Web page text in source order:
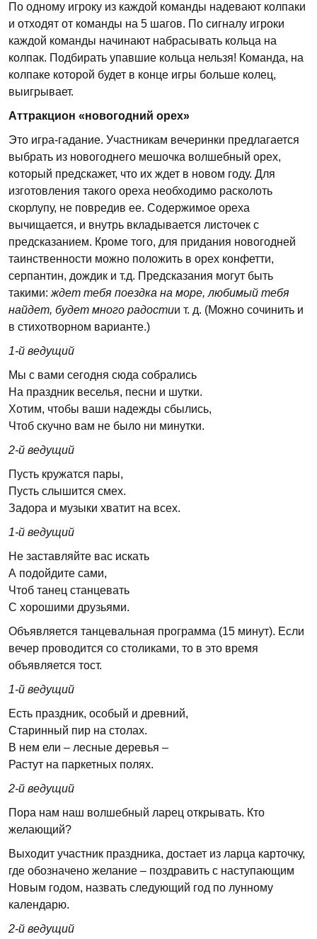
По одному игроку из каждой команды надевают колпаки
и отходят от команды на 5 шагов. По сигналу игроки
каждой команды начинают набрасывать кольца на
колпак. Подбирать упавшие кольца нельзя! Команда, на
колпаке которой будет в конце игры больше колец,
выигрывает.
Аттракцион «новогодний орех»
Это игра-гадание. Участникам вечеринки предлагается
выбрать из новогоднего мешочка волшебный орех,
который предскажет, что их ждет в новом году. Для
изготовления такого ореха необходимо расколоть
скорлупу, не повредив ее. Содержимое ореха
вычищается, и внутрь вкладывается листочек с
предсказанием. Кроме того, для придания новогодней
таинственности можно положить в орех конфетти,
серпантин, дождик и т.д. Предсказания могут быть
такими: ждет тебя поездка на море, любимый тебя
найдет, будет много радостии т. д. (Можно сочинить и
в стихотворном варианте.)
1-й ведущий
Мы с вами сегодня сюда собрались
На праздник веселья, песни и шутки.
Хотим, чтобы ваши надежды сбылись,
Чтоб скучно вам не было ни минутки.
2-й ведущий
Пусть кружатся пары,
Пусть слышится смех.
Задора и музыки хватит на всех.
1-й ведущий
Не заставляйте вас искать
А подойдите сами,
Чтоб танец станцевать
С хорошими друзьями.
Объявляется танцевальная программа (15 минут). Если
вечер проводится со столиками, то в это время
объявляется тост.
1-й ведущий
Есть праздник, особый и древний,
Старинный пир на столах.
В нем ели – лесные деревья –
Растут на паркетных полях.
2-й ведущий
Пора нам наш волшебный ларец открывать. Кто
желающий?
Выходит участник праздника, достает из ларца карточку,
где обозначено желание – поздравить с наступающим
Новым годом, назвать следующий год по лунному
календарю.
2-й ведущий